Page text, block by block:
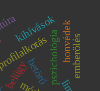
pszichológia
betörő
kihívások
emberölés
honvédek
belügy